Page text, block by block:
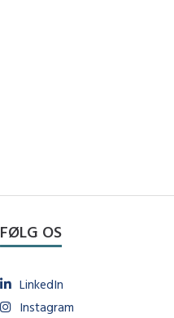
FØLG OS
LinkedIn
Instagram